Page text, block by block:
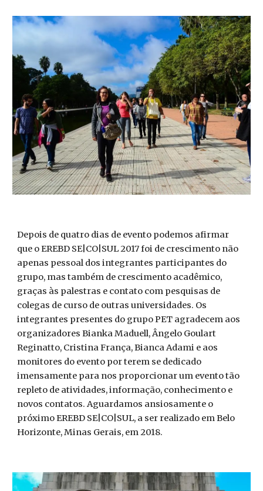
Depois de quatro dias de evento podemos afirmar
que o EREBD SE|CO|SUL 2017 foi de crescimento não
apenas pessoal dos integrantes participantes do
grupo, mas também de crescimento acadêmico,
graças às palestras e contato com pesquisas de
colegas de curso de outras universidades. Os
integrantes presentes do grupo PET agradecem aos
organizadores Bianka Maduell, Ângelo Goulart
Reginatto, Cristina França, Bianca Adami e aos
monitores do evento por terem se dedicado
imensamente para nos proporcionar um evento tão
repleto de atividades, informação, conhecimento e
novos contatos. Aguardamos ansiosamente o
próximo EREBD SE|CO|SUL, a ser realizado em Belo
Horizonte, Minas Gerais, em 2018.